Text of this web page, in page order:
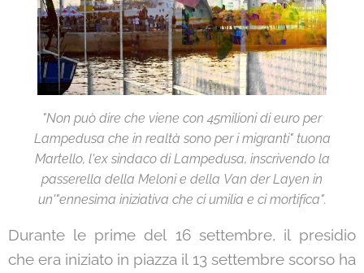
"Non può dire che viene con 45milioni di euro per
Lampedusa che in realtà sono per i migranti" tuona
Martello, l'ex sindaco di Lampedusa, inscrivendo la
passerella della Meloni e della Van der Layen in
un'"ennesima iniziativa che ci umilia e ci mortifica".
Durante le prime del 16 settembre, il presidio
che era iniziato in piazza il 13 settembre scorso ha